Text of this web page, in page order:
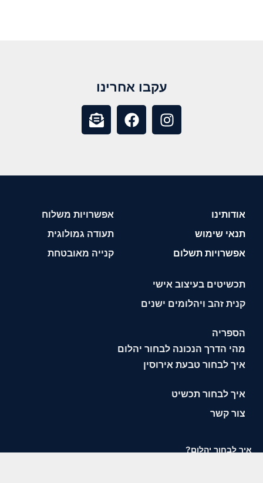
עקבו אחרינו
אודותינו
תנאי שימוש
אפשרויות תשלום
אפשרויות משלוח
תעודה גמולוגית
קנייה מאובטחת
תכשיטים בעיצוב אישי
קנית זהב ויהלומים ישנים
הספריה
מהי הדרך הנכונה לבחור יהלום
איך לבחור טבעת אירוסין
איך לבחור תכשיט
צור קשר
איך לבחור יהלום?